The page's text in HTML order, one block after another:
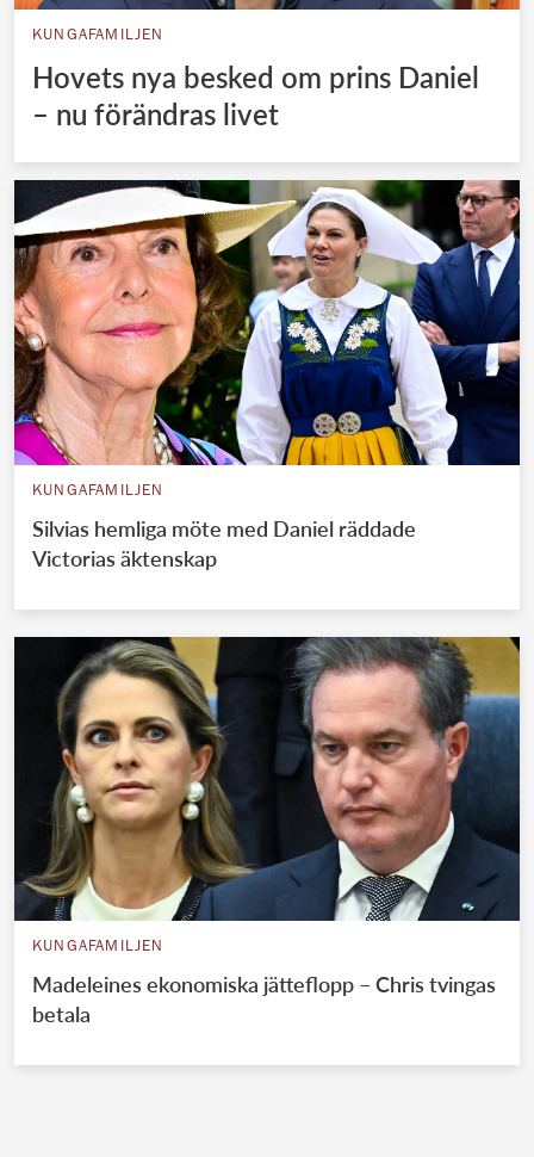
KUNGAFAMILJEN
Hovets nya besked om prins Daniel
– nu förändras livet
KUNGAFAMILJEN
Silvias hemliga möte med Daniel räddade
Victorias äktenskap
KUNGAFAMILJEN
Madeleines ekonomiska jätteflopp – Chris tvingas
betala